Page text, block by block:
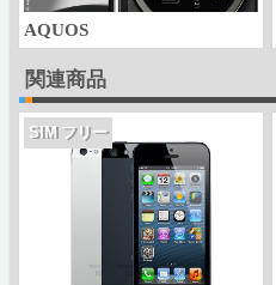
AQUOS
関連商品
SIM フリー